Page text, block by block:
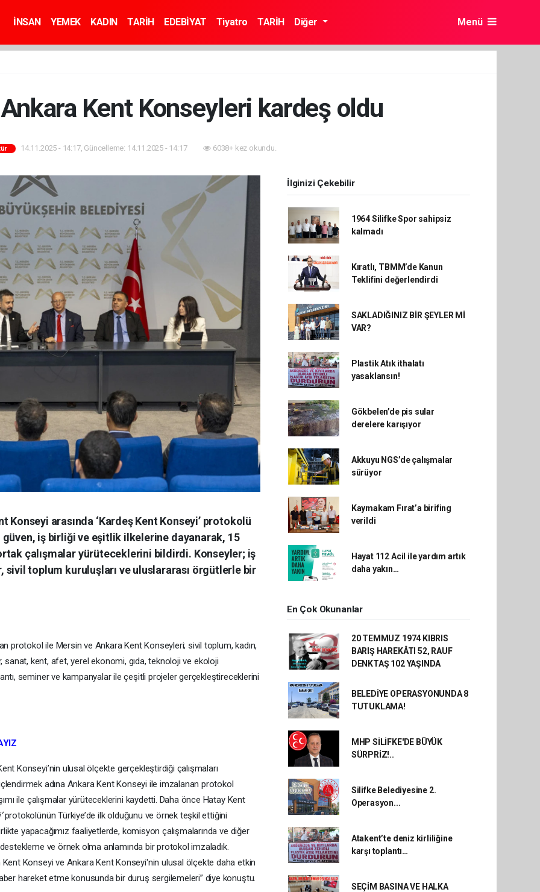
İNSAN YEMEK KADIN TARİH EDEBİYAT Tiyatro TARİH Diğer Menü
Kent Konseyleri kardeş oldu
14.11.2025 - 14:17, Güncelleme: 14.11.2025 - 14:17 6038+ kez okundu.
Konseyi arasında ‘Kardeş Kent Konseyi’ protokolü
güven, iş birliği ve eşitlik ilkelerine dayanarak, 15
çalışmalar yürüteceklerini bildirdi. Konseyler; iş
toplum kuruluşları ve uluslararası örgütlerle bir
protokol ile Mersin ve Ankara Kent Konseyleri; sivil toplum, kadın,
sanat, kent, afet, yerel ekonomi, gıda, teknoloji ve ekoloji
seminer ve kampanyalar ile çeşitli projeler gerçekleştireceklerini
Konseyi’nin ulusal ölçekte gerçekleştirdiği çalışmaları
adına Ankara Kent Konseyi ile imzalanan protokol
ile çalışmalar yürüteceklerini kaydetti. Daha önce Hatay Kent
protokolünün Türkiye’de ilk olduğunu ve örnek teşkil ettiğini
yapacağımız faaliyetlerde, komisyon çalışmalarında ve diğer
ve örnek olma anlamında bir protokol imzaladık.
Kent Konseyi ve Ankara Kent Konseyi'nin ulusal ölçekte daha etkin
hareket etme konusunda bir duruş sergilemeleri” diye konuştu.
İlginizi Çekebilir
1964 Silifke Spor sahipsiz
kalmadı
Kıratlı, TBMM’de Kanun
Teklifini değerlendirdi
SAKLADIĞINIZ BİR ŞEYLER Mİ
VAR?
Plastik Atık ithalatı
yasaklansın!
Gökbelen’de pis sular
derelere karışıyor
Akkuyu NGS’de çalışmalar
sürüyor
Kaymakam Fırat’a birifing
verildi
Hayat 112 Acil ile yardım artık
daha yakın…
En Çok Okunanlar
20 TEMMUZ 1974 KIBRIS
BARIŞ HAREKÂTI 52, RAUF
DENKTAŞ 102 YAŞINDA
BELEDİYE OPERASYONUNDA 8
TUTUKLAMA!
MHP SİLİFKE'DE BÜYÜK
SÜRPRİZ!..
Silifke Belediyesine 2.
Operasyon...
Atakent’te deniz kirliliğine
karşı toplantı…
SEÇİM BASINA VE HALKA